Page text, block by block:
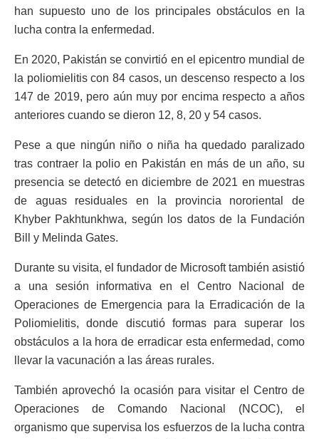
han supuesto uno de los principales obstáculos en la
lucha contra la enfermedad.
En 2020, Pakistán se convirtió en el epicentro mundial de
la poliomielitis con 84 casos, un descenso respecto a los
147 de 2019, pero aún muy por encima respecto a años
anteriores cuando se dieron 12, 8, 20 y 54 casos.
Pese a que ningún niño o niña ha quedado paralizado
tras contraer la polio en Pakistán en más de un año, su
presencia se detectó en diciembre de 2021 en muestras
de aguas residuales en la provincia nororiental de
Khyber Pakhtunkhwa, según los datos de la Fundación
Bill y Melinda Gates.
Durante su visita, el fundador de Microsoft también asistió
a una sesión informativa en el Centro Nacional de
Operaciones de Emergencia para la Erradicación de la
Poliomielitis, donde discutió formas para superar los
obstáculos a la hora de erradicar esta enfermedad, como
llevar la vacunación a las áreas rurales.
También aprovechó la ocasión para visitar el Centro de
Operaciones de Comando Nacional (NCOC), el
organismo que supervisa los esfuerzos de la lucha contra